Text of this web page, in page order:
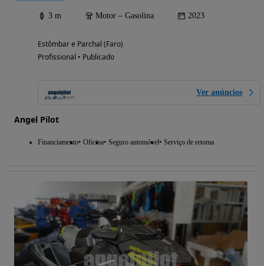
3 m Motor – Gasolina 2023
Estômbar e Parchal (Faro)
Profissional • Publicado
Ver anúncios
Angel Pilot
Financiamento Oficina Seguro automóvel Serviço de retoma